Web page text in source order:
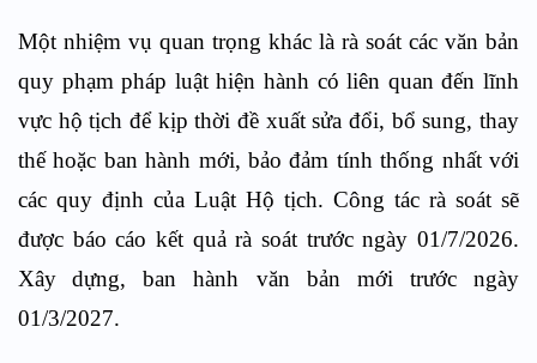
Một nhiệm vụ quan trọng khác là rà soát các văn bản
quy phạm pháp luật hiện hành có liên quan đến lĩnh
vực hộ tịch để kịp thời đề xuất sửa đổi, bổ sung, thay
thế hoặc ban hành mới, bảo đảm tính thống nhất với
các quy định của Luật Hộ tịch. Công tác rà soát sẽ
được báo cáo kết quả rà soát trước ngày 01/7/2026.
Xây
dựng, ban hành văn bản mới trước ngày
01/3/2027.